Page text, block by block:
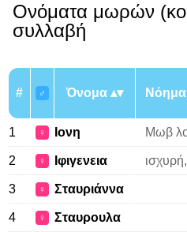
Ονόματα μωρών
συλλαβή
# ♂ Όνομα Νόημα
1 ♀ Ιονη Μωβ
2 ♀ Ιφιγενεια
3 ♀ Σταυριάννα
4 ♀ Σταυρουλα